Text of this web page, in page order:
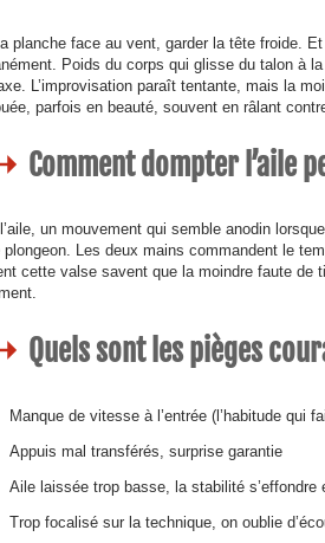
planche face au vent, garder la tête froide.
Poids du corps qui glisse du talon à
L’improvisation paraît tentante, mais la
parfois en beauté, souvent en râlant
Comment dompter l’aile
un mouvement qui semble anodin
plongeon. Les deux mains commandent le
cette valse savent que la moindre faute de
Quels sont les pièges
Manque de vitesse à l’entrée (l’habitude
Appuis mal transférés, surprise garantie
Aile laissée trop basse, la stabilité s’effondre
Trop focalisé sur la technique, on oublie